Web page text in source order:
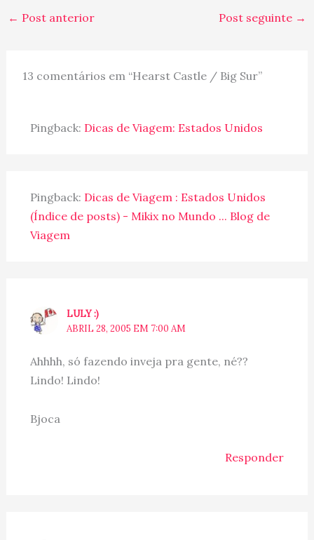
nao tive muito sorte. Na
verdade ,caminhar por
← Post anterior Post seguinte →
13 comentários em “Hearst Castle / Big Sur”
Pingback: Dicas de Viagem: Estados Unidos
Pingback: Dicas de Viagem : Estados Unidos
(Índice de posts) - Mikix no Mundo ... Blog de
Viagem
LULY :)
ABRIL 28, 2005 EM 7:00 AM
Ahhhh, só fazendo inveja pra gente, né??
Lindo! Lindo!
Bjoca
Responder